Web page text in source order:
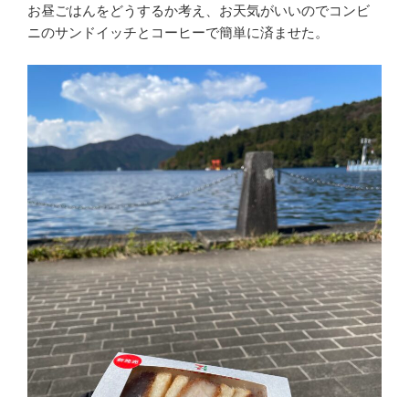
お昼ごはんをどうするか考え、お天気がいいのでコンビ
ニのサンドイッチとコーヒーで簡単に済ませた。